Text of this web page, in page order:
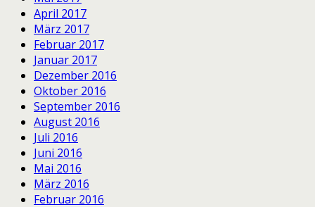
April 2017
März 2017
Februar 2017
Januar 2017
Dezember 2016
Oktober 2016
September 2016
August 2016
Juli 2016
Juni 2016
Mai 2016
März 2016
Februar 2016